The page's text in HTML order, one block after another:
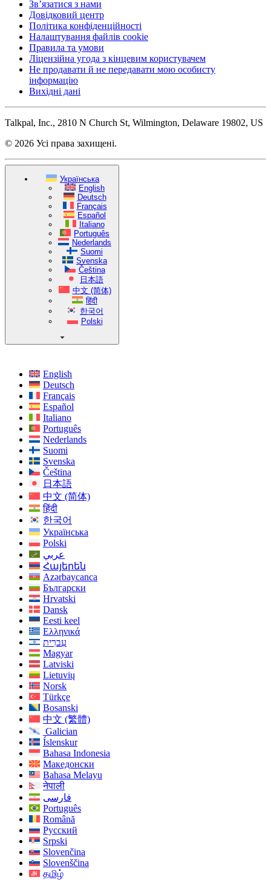
Зв’язатися з нами
Довідковий центр
Політика конфіденційності
Налаштування файлів cookie
Правила та умови
Ліцензійна угода з кінцевим користувачем
Не продавати й не передавати мою особисту
інформацію
Вихідні дані
Talkpal, Inc., 2810 N Church St, Wilmington, Delaware 19802, US
© 2026 Усі права захищені.
Українська
English
Deutsch
Français
Español
Italiano
Português
Nederlands
Suomi
Svenska
Čeština
日本語
中文 (简体)
हिंदी
한국어
Polski
English
Deutsch
Français
Español
Italiano
Português
Nederlands
Suomi
Svenska
Čeština
日本語
中文 (简体)
हिंदी
한국어
Українська
Polski
عربي
Հայերեն
Azərbaycanca
Български
Hrvatski
Dansk
Eesti keel
Ελληνικά
עִברִית
Magyar
Latviski
Lietuvių
Norsk
Türkçe
Bosanski
中文 (繁體)
Galician
Íslenskur
Bahasa Indonesia
Македонски
Bahasa Melayu
नेपाली
فارسی
Português
Română
Русский
Srpski
Slovenčina
Slovenščina
தமிழ்